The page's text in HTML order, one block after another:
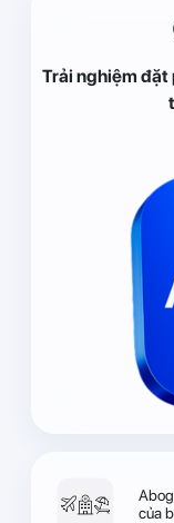
Trải nghiệm đặt
của